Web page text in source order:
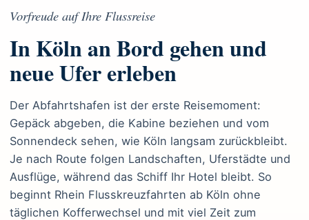
Vorfreude auf Ihre Flussreise
In Köln an Bord gehen und
neue Ufer erleben
Der Abfahrtshafen ist der erste Reisemoment:
Gepäck abgeben, die Kabine beziehen und vom
Sonnendeck sehen, wie Köln langsam zurückbleibt.
Je nach Route folgen Landschaften, Uferstädte und
Ausflüge, während das Schiff Ihr Hotel bleibt. So
beginnt Rhein Flusskreuzfahrten ab Köln ohne
täglichen Kofferwechsel und mit viel Zeit zum